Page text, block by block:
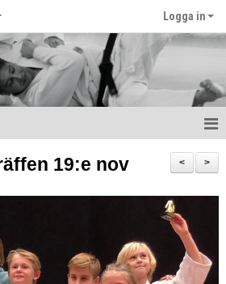
Logga in
>
<
19:e nov